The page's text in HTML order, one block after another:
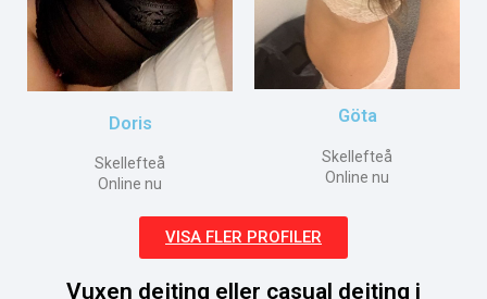
Doris
Skellefteå
Online nu
Göta
Skellefteå
Online nu
VISA FLER PROFILER
Vuxen dejting eller casual dejting i